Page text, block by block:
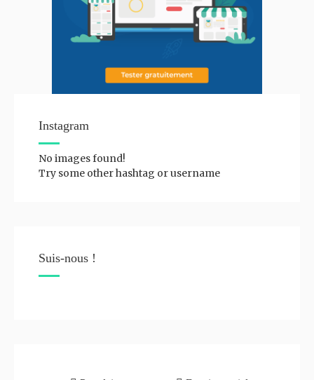
Instagram
No images found!
Try some other hashtag or username
Suis-nous !